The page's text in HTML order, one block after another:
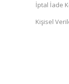
İptal İade
Kişisel